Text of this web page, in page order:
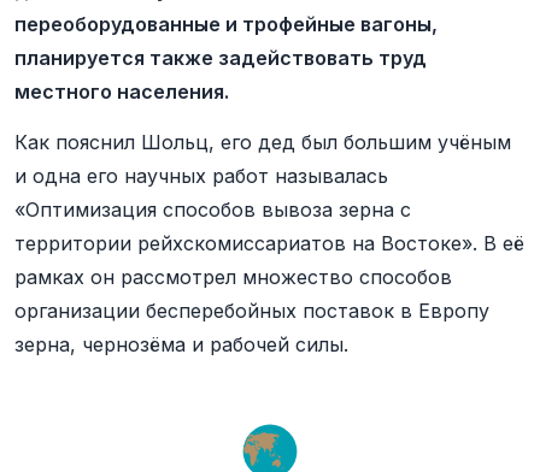
переоборудованные и трофейные вагоны,
планируется также задействовать труд
местного населения.
Как пояснил Шольц, его дед был большим учёным
и одна его научных работ называлась
«Оптимизация способов вывоза зерна с
территории рейхскомиссариатов на Востоке». В её
рамках он рассмотрел множество способов
организации бесперебойных поставок в Европу
зерна, чернозёма и рабочей силы.